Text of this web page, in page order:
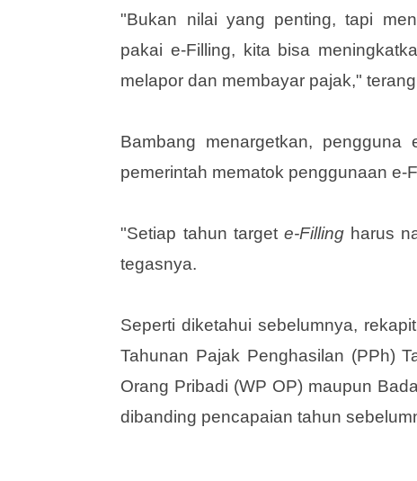
"Bukan nilai yang penting, tapi
pakai e-Filling, kita bisa
melapor dan membayar pajak,"
Bambang menargetkan,
pemerintah mematok penggunaan e-
"Setiap tahun target e-Fillingharus
tegasnya.
Seperti diketahui sebelumnya,
‎Tahunan Pajak Penghasilan (PPh)
Orang Pribadi (WP OP) maupun
dibanding pencapaian tahun